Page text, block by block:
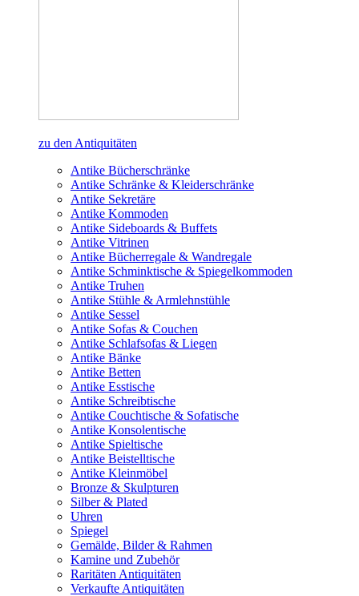
zu den Antiquitäten
Antike Bücherschränke
Antike Schränke & Kleiderschränke
Antike Sekretäre
Antike Kommoden
Antike Sideboards & Buffets
Antike Vitrinen
Antike Bücherregale & Wandregale
Antike Schminktische & Spiegelkommoden
Antike Truhen
Antike Stühle & Armlehnstühle
Antike Sessel
Antike Sofas & Couchen
Antike Schlafsofas & Liegen
Antike Bänke
Antike Betten
Antike Esstische
Antike Schreibtische
Antike Couchtische & Sofatische
Antike Konsolentische
Antike Spieltische
Antike Beistelltische
Antike Kleinmöbel
Bronze & Skulpturen
Silber & Plated
Uhren
Spiegel
Gemälde, Bilder & Rahmen
Kamine und Zubehör
Raritäten Antiquitäten
Verkaufte Antiquitäten